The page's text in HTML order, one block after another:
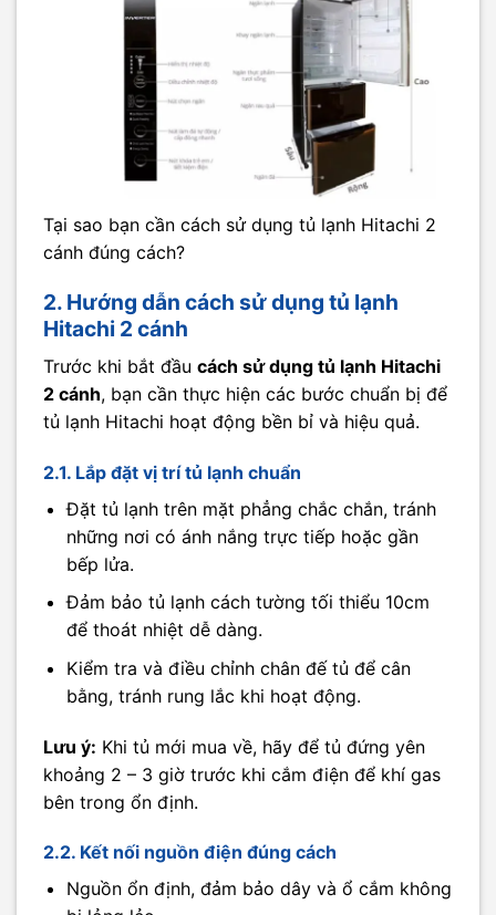
Tại sao bạn cần cách sử dụng tủ lạnh Hitachi 2
cánh đúng cách?
2. Hướng dẫn cách sử dụng tủ lạnh
Hitachi 2 cánh
Trước khi bắt đầu cách sử dụng tủ lạnh Hitachi
2 cánh, bạn cần thực hiện các bước chuẩn bị để
tủ lạnh Hitachi hoạt động bền bỉ và hiệu quả.
2.1. Lắp đặt vị trí tủ lạnh chuẩn
Đặt tủ lạnh trên mặt phẳng chắc chắn, tránh
những nơi có ánh nắng trực tiếp hoặc gần
bếp lửa.
Đảm bảo tủ lạnh cách tường tối thiểu 10cm
để thoát nhiệt dễ dàng.
Kiểm tra và điều chỉnh chân đế tủ để cân
bằng, tránh rung lắc khi hoạt động.
Lưu ý: Khi tủ mới mua về, hãy để tủ đứng yên
khoảng 2 – 3 giờ trước khi cắm điện để khí gas
bên trong ổn định.
2.2. Kết nối nguồn điện đúng cách
Nguồn ổn định, đảm bảo dây và ổ cắm không